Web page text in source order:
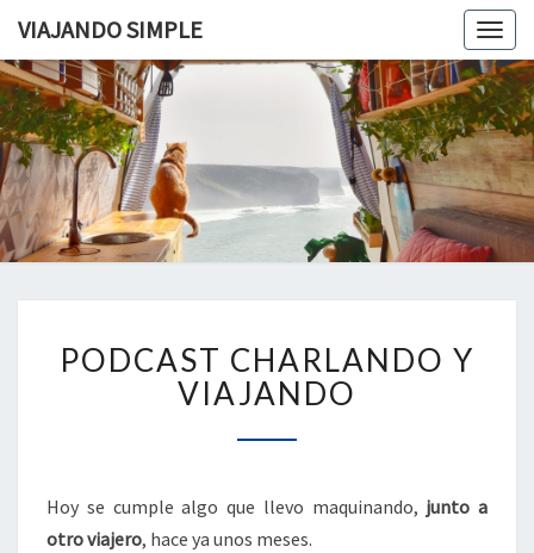
VIAJANDO SIMPLE
SIMPLE
Viviendo
En Un
Camión
Por
Europa
CHARLANDO
Y
VIAJANDO
PODCAST CHARLANDO Y
VIAJANDO
Hoy se cumple algo que llevo maquinando, junto a
otro viajero, hace ya unos meses.